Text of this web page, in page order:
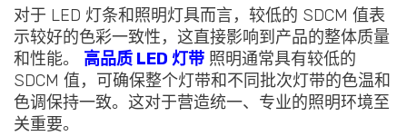
对于 LED 灯条和照明灯具而言，较低的 SDCM 值表
示较好的色彩一致性，这直接影响到产品的整体质量
和性能。 高品质 LED 灯带 照明通常具有较低的
SDCM 值，可确保整个灯带和不同批次灯带的色温和
色调保持一致。这对于营造统一、专业的照明环境至
关重要。